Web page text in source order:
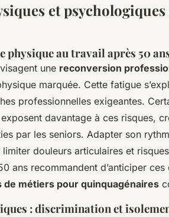
et
physique au travail après 50
une reconversion
marquée. Cette fatigue
professionnelles exigeantes.
davantage à ces risques,
par les seniors. Adapter son
douleurs articulaires et
ans recommandent d’anticiper
de métiers pour quinquagénaires
: discrimination et